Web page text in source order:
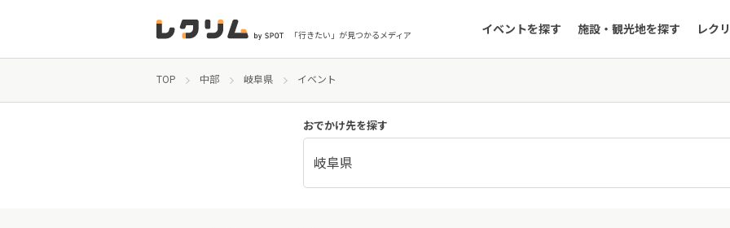
「行きたい」が見つかるメディア イベントを探す 施設・観光地を探す レク
TOP 中部 岐阜県 イベント
おでかけ先を探す
岐阜県